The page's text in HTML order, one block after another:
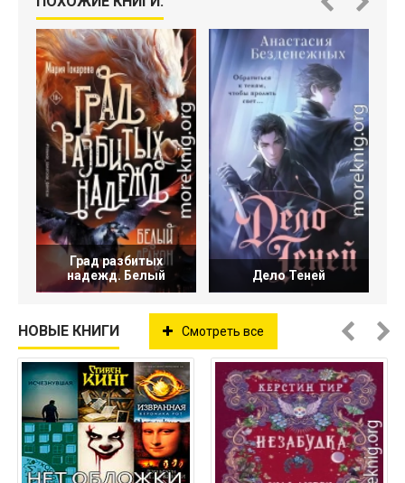
Град разбитых
надежд. Белый
Дело Теней
НОВЫЕ КНИГИ Смотреть все